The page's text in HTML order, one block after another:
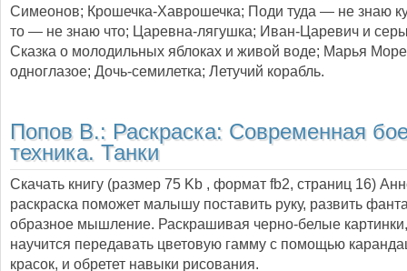
Симеонов; Крошечка-Хаврошечка; Поди туда — не знаю
то — не знаю что; Царевна-лягушка; Иван-Царевич и
Сказка о молодильных яблоках и живой воде; Марья
одноглазое; Дочь-семилетка; Летучий корабль.
Попов В.: Раскраска: Современная
техника. Танки
Скачать книгу (размер 75 Kb , формат fb2, страниц 16)
раскраска поможет малышу поставить руку, развить
образное мышление. Раскрашивая черно-белые
научится передавать цветовую гамму с помощью
красок, и обретет навыки рисования.